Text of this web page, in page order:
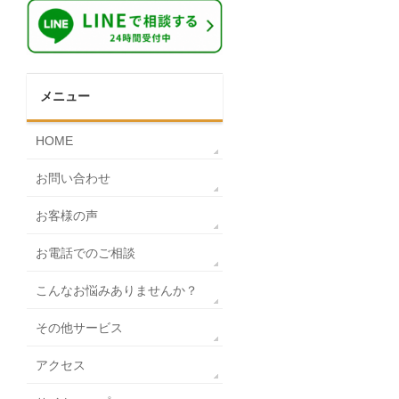
メニュー
HOME
お問い合わせ
お客様の声
お電話でのご相談
こんなお悩みありませんか？
その他サービス
アクセス